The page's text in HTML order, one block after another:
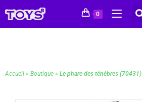
0
Accueil » Boutique » Le phare des ténèbres (70431)